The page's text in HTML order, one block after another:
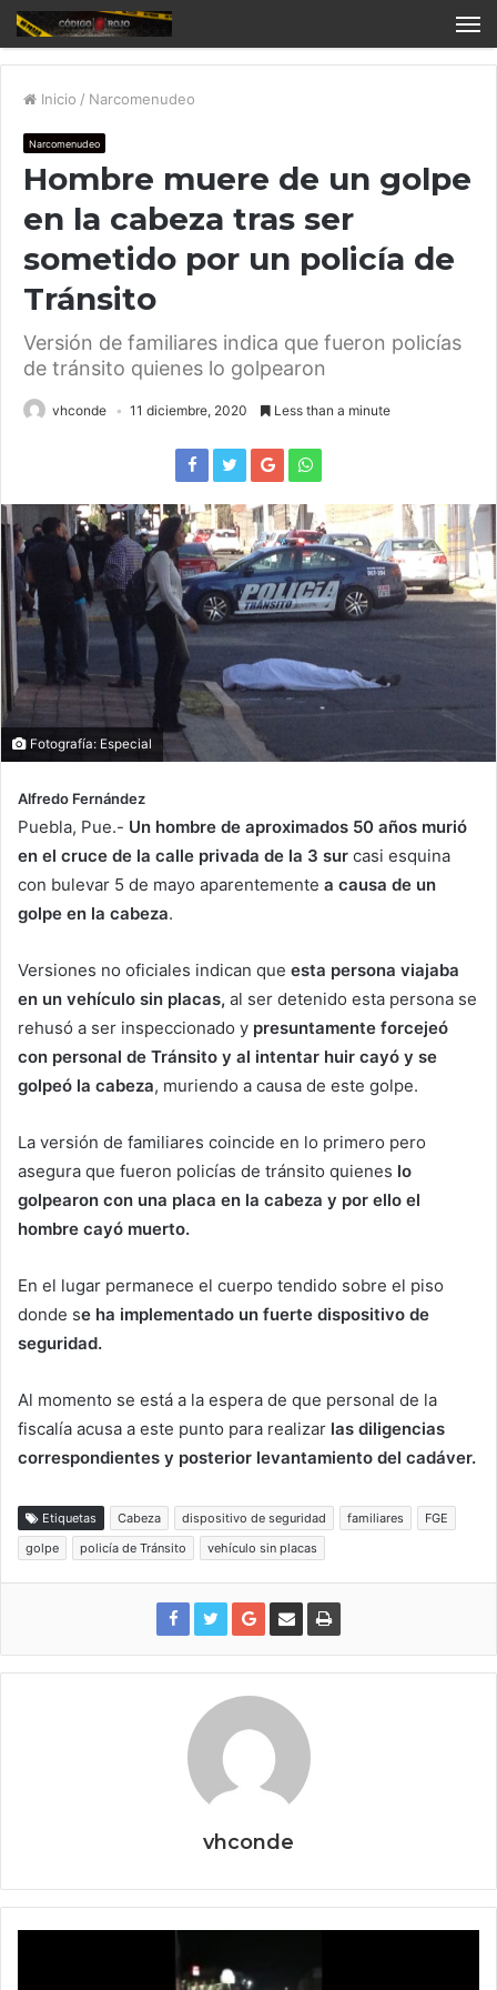
Inicio / Narcomenudeo
Narcomenudeo
Hombre muere de un golpe
en la cabeza tras ser
sometido por un policía de
Tránsito
Versión de familiares indica que fueron policías
de tránsito quienes lo golpearon
vhconde 11 diciembre, 2020 Less than a minute
Fotografía: Especial
Alfredo Fernández
Puebla, Pue.- Un hombre de aproximados 50 años murió
en el cruce de la calle privada de la 3 sur casi esquina
con bulevar 5 de mayo aparentemente a causa de un
golpe en la cabeza.
Versiones no oficiales indican que esta persona viajaba
en un vehículo sin placas, al ser detenido esta persona se
rehusó a ser inspeccionado y presuntamente forcejeó
con personal de Tránsito y al intentar huir cayó y se
golpeó la cabeza, muriendo a causa de este golpe.
La versión de familiares coincide en lo primero pero
asegura que fueron policías de tránsito quienes lo
golpearon con una placa en la cabeza y por ello el
hombre cayó muerto.
En el lugar permanece el cuerpo tendido sobre el piso
donde se ha implementado un fuerte dispositivo de
seguridad.
Al momento se está a la espera de que personal de la
fiscalía acusa a este punto para realizar las diligencias
correspondientes y posterior levantamiento del cadáver.
Etiquetas Cabeza dispositivo de seguridad familiares
FGE
golpe
policía de Tránsito vehículo sin placas
vhconde